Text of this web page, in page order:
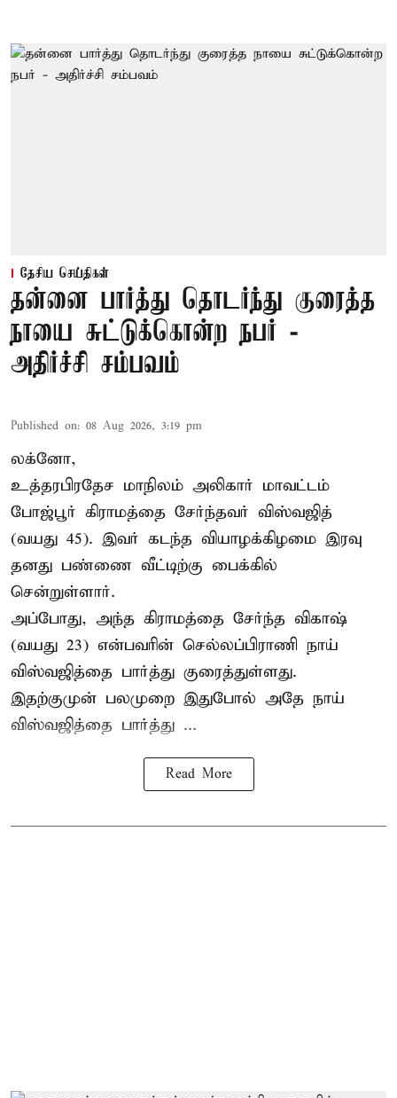
தேசிய செய்திகள்
தன்னை பார்த்து தொடர்ந்து குரைத்த
நாயை சுட்டுக்கொன்ற நபர் -
அதிர்ச்சி சம்பவம்
Published on: 08 Aug 2026, 3:19 pm
லக்னோ,
உத்தரபிரதேச மாநிலம் அலிகார் மாவட்டம்
போஜ்பூர் கிராமத்தை சேர்ந்தவர் விஸ்வஜித்
(வயது 45). இவர் கடந்த வியாழக்கிழமை இரவு
தனது பண்ணை வீட்டிற்கு பைக்கில்
சென்றுள்ளார்.
அப்போது, அந்த கிராமத்தை சேர்ந்த விகாஷ்
(வயது 23) என்பவரின் செல்லப்பிராணி நாய்
விஸ்வஜித்தை பார்த்து குரைத்துள்ளது.
இதற்குமுன் பலமுறை இதுபோல் அதே நாய்
விஸ்வஜித்தை பார்த்து ...
Read More